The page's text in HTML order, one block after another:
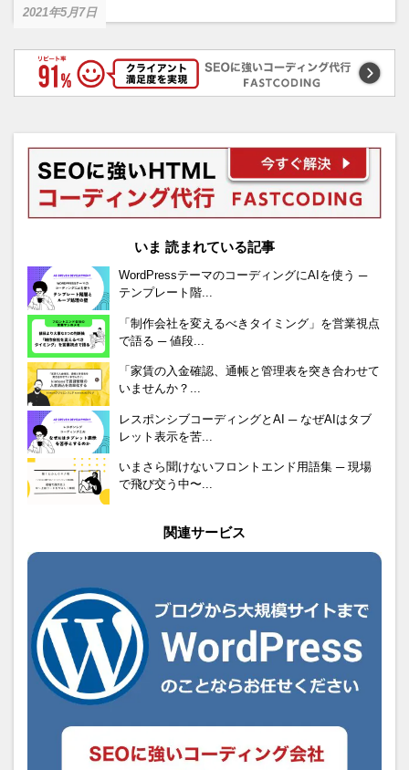
2021年5月7日
いま 読まれている記事
WordPressテーマのコーディングにAIを使う ─
テンプレート階...
「制作会社を変えるべきタイミング」を営業視点
で語る ─ 値段...
「家賃の入金確認、通帳と管理表を突き合わせて
いませんか？...
レスポンシブコーディングとAI ─ なぜAIはタブ
レット表示を苦...
いまさら聞けないフロントエンド用語集 ─ 現場
で飛び交う中〜...
関連サービス